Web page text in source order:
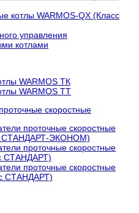
котлы WARMOS-QX (Класс
управления
котлами
WARMOS TК
WARMOS TT
скоростные
проточные скоростные
СТАНДАРТ-ЭКОНОМ)
проточные скоростные
СТАНДАРТ)
проточные скоростные
СТАНДАРТ)